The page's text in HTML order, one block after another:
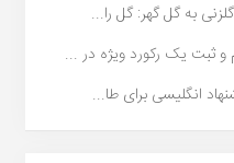
به گل گهر: گل را...
ثبت یک رکورد ویژه در ...
انگلیسی برای طا...